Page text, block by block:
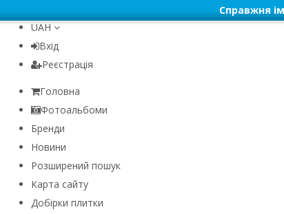
Справжня
UAH
Вхід
Реєстрація
Головна
Фотоальбоми
Бренди
Новини
Розширений пошук
Карта сайту
Добірки плитки